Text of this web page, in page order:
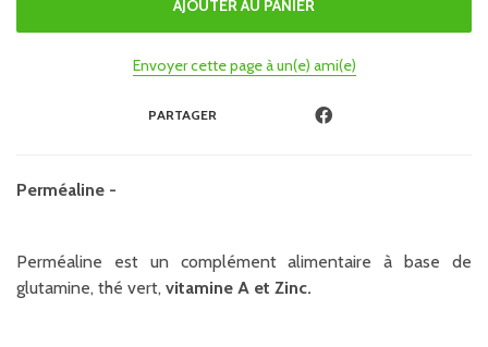
Envoyer cette page à un(e) ami(e)
PARTAGER
Perméaline -
Perméaline est un complément alimentaire à base de
glutamine, thé vert, vitamine A et Zinc.